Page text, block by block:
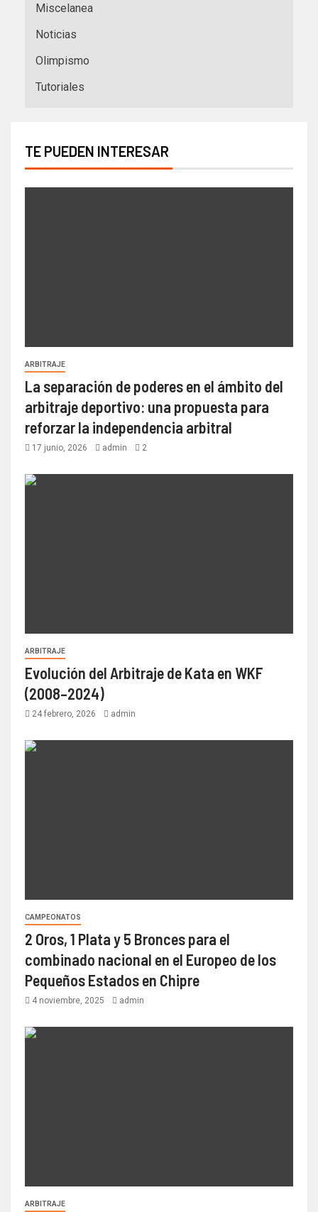
Miscelanea
Noticias
Olimpismo
Tutoriales
TE PUEDEN INTERESAR
ARBITRAJE
La separación de poderes en el ámbito del
arbitraje deportivo: una propuesta para
reforzar la independencia arbitral
17 junio, 2026 admin 2
ARBITRAJE
Evolución del Arbitraje de Kata en WKF
(2008–2024)
24 febrero, 2026 admin
CAMPEONATOS
2 Oros, 1 Plata y 5 Bronces para el
combinado nacional en el Europeo de los
Pequeños Estados en Chipre
4 noviembre, 2025 admin
ARBITRAJE